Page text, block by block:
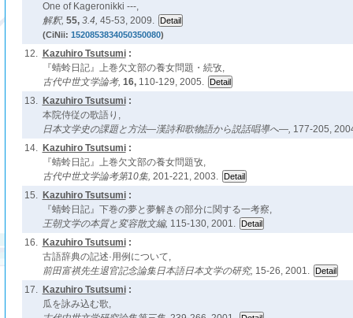
One of Kageronikki ---,
解釈, 55, 3.4, 45-53, 2009.
(CiNii: 1520853834050350080)
12. Kazuhiro Tsutsumi:
『蜻蛉日記』上巻欠文部の養女問題・続攷,
古代中世文学論考, 16, 110-129, 2005.
13.
Kazuhiro Tsutsumi:
本院侍従の歌語り,
日本文学史の課題と方法―漢詩和歌物語から説話唱導へ―, 177-205,
14.
Kazuhiro Tsutsumi:
『蜻蛉日記』上巻欠文部の養女問題攷,
古代中世文学論考第10集, 201-221, 2003.
15.
Kazuhiro Tsutsumi:
『蜻蛉日記』下巻の夢と夢解きの部分に関する一考察,
王朝文学の本質と変容散文編, 115-130, 2001.
16.
Kazuhiro Tsutsumi:
古語辞典の記述·用例について,
前田富祺先生退官記念論集日本語日本文学の研究, 15-26, 2001.
17.
Kazuhiro Tsutsumi:
瓜を詠み込む歌,